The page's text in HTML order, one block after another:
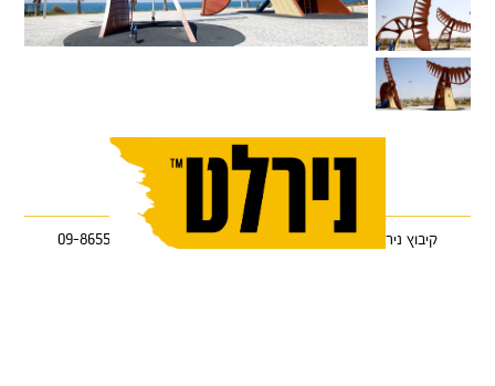
קיבוץ ניר עוז 85122 • טלפון: 08-9986333 • פקס: 09-8655368